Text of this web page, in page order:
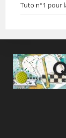
Tuto n°1 pour